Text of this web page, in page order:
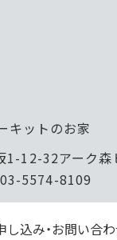
キットのお家
1-12-32アーク森
5574-8109
込み・お問い合